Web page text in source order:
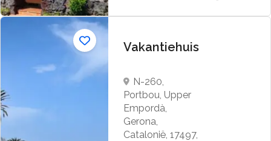
Vakantiehuis
N-260,
Portbou, Upper
Empordà,
Gerona,
Catalonië, 17497,